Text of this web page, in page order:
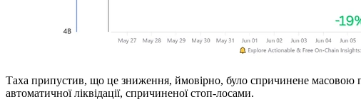
Таха припустив, що це зниження, ймовірно, було спричинене масовою
автоматичної ліквідації, спричиненої стоп-лосами.